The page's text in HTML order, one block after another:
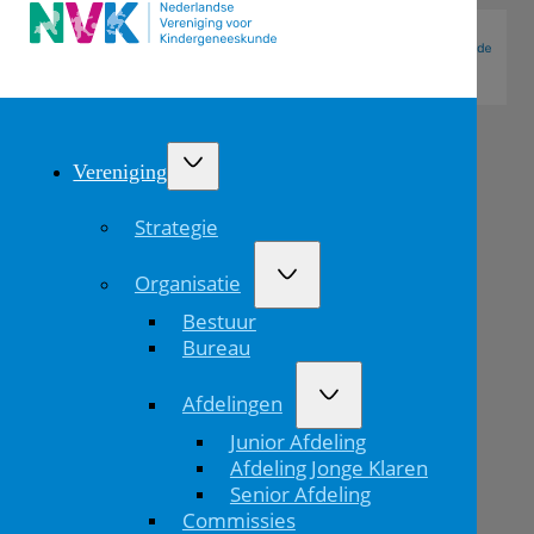
Vereniging
Strategie
Organisatie
Bestuur
Bureau
Afdelingen
Junior Afdeling
Afdeling Jonge Klaren
Senior Afdeling
Commissies
Kinderartsen